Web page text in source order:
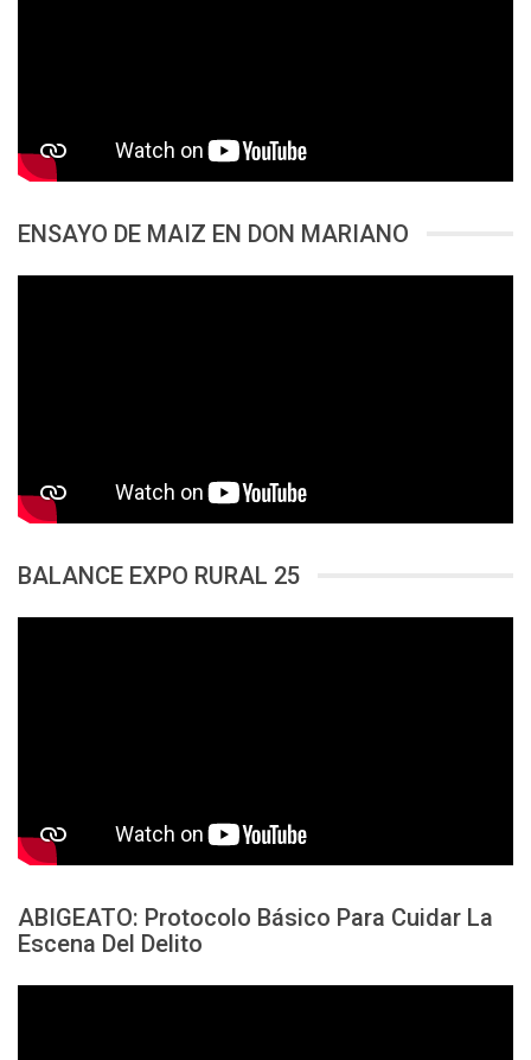
ENSAYO DE MAIZ EN DON MARIANO
BALANCE EXPO RURAL 25
ABIGEATO: Protocolo Básico Para Cuidar La
Escena Del Delito